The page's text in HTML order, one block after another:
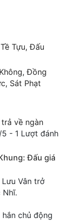
Tựu, Đấu
,Đồng
, Sát Phạt
về ngàn
/5 - 1 Lượt đánh
Đấu giá
Vân trở
chủ động